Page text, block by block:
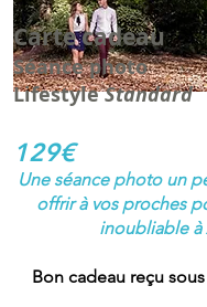
Carte cadeau
Séance photo
LifestyleStandard
129€
Une séance photo un
offrir à vos proches
inoubliable à
Bon cadeau reçu